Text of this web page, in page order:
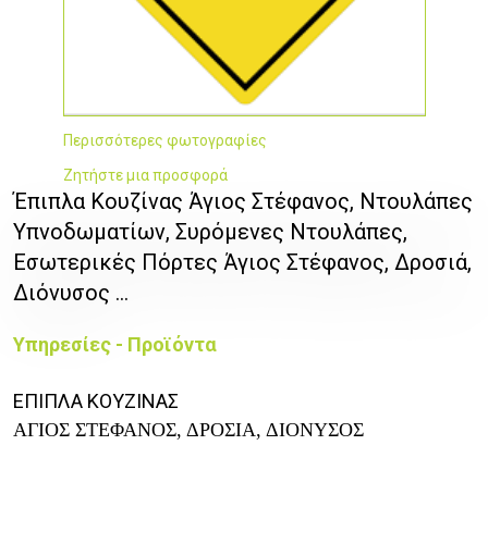
Περισσότερες φωτογραφίες
Ζητήστε μια προσφορά
Έπιπλα Κουζίνας Άγιος Στέφανος, Ντουλάπες
Υπνοδωματίων, Συρόμενες Ντουλάπες,
Εσωτερικές Πόρτες Άγιος Στέφανος, Δροσιά,
Διόνυσος ...
Υπηρεσίες - Προϊόντα
ΕΠΙΠΛΑ ΚΟΥΖΙΝΑΣ
ΑΓΙΟΣ ΣΤΕΦΑΝΟΣ, ΔΡΟΣΙΑ, ΔΙΟΝΥΣΟΣ